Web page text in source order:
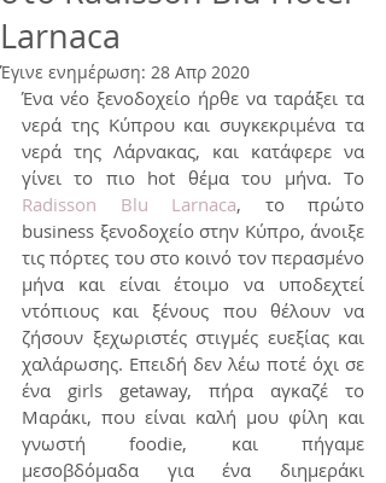
Larnaca
Έγινε ενημέρωση: 28 Απρ 2020
Ένα νέο ξενοδοχείο ήρθε να ταράξει τα
νερά της Κύπρου και συγκεκριμένα τα
νερά της Λάρνακας, και κατάφερε να
Radisson Blu Larnaca, το πρώτο
business ξενοδοχείο στην Κύπρο, άνοιξε
τις πόρτες του στο κοινό τον περασμένο
μήνα και είναι έτοιμο να υποδεχτεί
ντόπιους και ξένους που θέλουν να
ζήσουν ξεχωριστές στιγμές ευεξίας και
χαλάρωσης. Επειδή δεν λέω ποτέ όχι σε
ένα girls getaway, πήρα αγκαζέ το
Μαράκι, που είναι καλή μου φίλη και
γνωστή foodie, και πήγαμε
μεσοβδόμαδα για ένα διημεράκι